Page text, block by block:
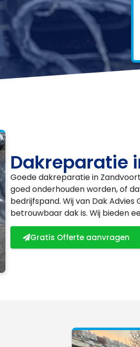
Dakreparatie
Goede dakreparatie in
goed onderhouden worden, of
bedrijfspand. Wij van Dak
betrouwbaar dak is. Wij bieden
Gratis Offerte aanvragen